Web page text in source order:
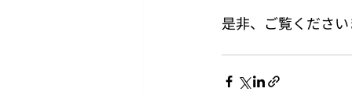
是非、ご覧くださ